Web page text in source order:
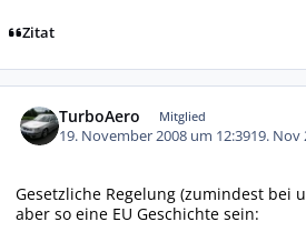
Zitat
TurboAero Mitglied
19. November 2008 um 12:3919. Nov
Gesetzliche Regelung (zumindest bei
aber so eine EU Geschichte sein: